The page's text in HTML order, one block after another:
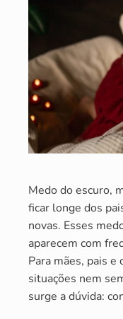
Medo do escuro,
ficar longe dos
novas. Esses
aparecem com
Para mães, pais e
situações nem
surge a dúvida: